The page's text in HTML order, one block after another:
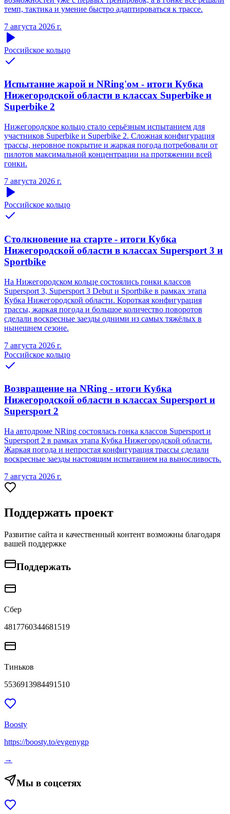
темп, тактика и умение быстро адаптироваться к трассе.
7 августа 2026 г.
Российское кольцо
Испытание жарой и NRing'ом - итоги Кубка
Нижегородской области в классах Superbike и
Superbike 2
Нижегородское кольцо стало серьёзным испытанием для
участников Superbike и Superbike 2. Сложная конфигурация
трассы, неровное покрытие и жаркая погода потребовали от
пилотов максимальной концентрации на протяжении всей
гонки.
7 августа 2026 г.
Российское кольцо
Столкновение на старте - итоги Кубка
Нижегородской области в классах Supersport 3 и
Sportbike
На Нижегородском кольце состоялись гонки классов
Supersport 3, Supersport 3 Debut и Sportbike в рамках этапа
Кубка Нижегородской области. Короткая конфигурация
трассы, жаркая погода и большое количество поворотов
сделали воскресные заезды одними из самых тяжёлых в
нынешнем сезоне.
7 августа 2026 г.
Российское кольцо
Возвращение на NRing - итоги Кубка
Нижегородской области в классах Supersport и
Supersport 2
На автодроме NRing состоялась гонка классов Supersport и
Supersport 2 в рамках этапа Кубка Нижегородской области.
Жаркая погода и непростая конфигурация трассы сделали
воскресные заезды настоящим испытанием на выносливость.
7 августа 2026 г.
Поддержать проект
Развитие сайта и качественный контент возможны благодаря
вашей поддержке
Поддержать
Сбер
4817760344681519
Тиньков
5536913984491510
Boosty
https://boosty.to/evgenygp
→
Мы в соцсетях